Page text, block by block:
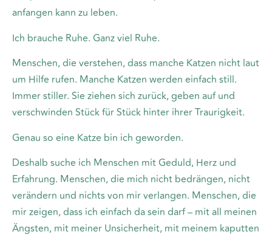
anfangen kann zu leben.
Ich brauche Ruhe. Ganz viel Ruhe.
Menschen, die verstehen, dass manche Katzen nicht laut
um Hilfe rufen. Manche Katzen werden einfach still.
Immer stiller. Sie ziehen sich zurück, geben auf und
verschwinden Stück für Stück hinter ihrer Traurigkeit.
Genau so eine Katze bin ich geworden.
Deshalb suche ich Menschen mit Geduld, Herz und
Erfahrung. Menschen, die mich nicht bedrängen, nicht
verändern und nichts von mir verlangen. Menschen, die
mir zeigen, dass ich einfach da sein darf – mit all meinen
Ängsten, mit meiner Unsicherheit, mit meinem kaputten